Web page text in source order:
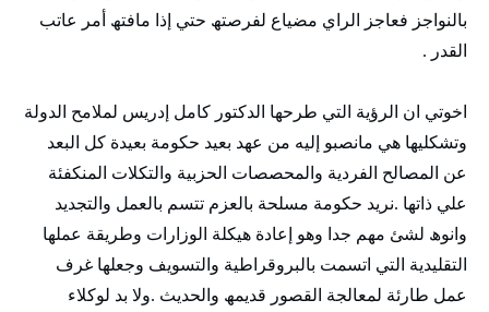
بالنواجز فعاجز الراي مضياع لفرصتھ حتي إذا مافتھ أمر عاتب
القدر .
اخوتي ان الرؤية التي طرحھا الدكتور كامل إدريس لملامح الدولة
وتشكليھا ھي مانصبو إليه من عھد بعيد حكومة بعيدة كل البعد
عن المصالح الفردية والمحصصات الحزبية والتكلات المنكفئة
علي ذاتھا .نريد حكومة مسلحة بالعزم تتسم بالعمل والتجديد
وانوھ لشئ مھم جدا وھو إعادة ھيكلة الوزارات وطريقة عملھا
التقليدية التي اتسمت بالبروقراطية والتسويف وجعلھا غرف
عمل طارئة لمعالجة القصور قديمھ والحديث .ولا بد لوكلاء